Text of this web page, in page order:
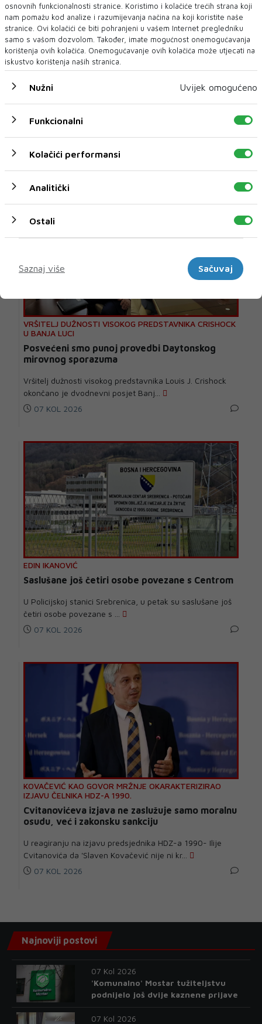
U novom broju pročitajte
BIH
VRŠITELJ DUŽNOSTI VISOKOG PREDSTAVNIKA CRISHOCK
U BANJA LUCI
Posvećeni smo punoj provedbi Daytonskog
mirovnog sporazuma
Vršitelj dužnosti visokog predstavnika Louis J. Crishock
okončano je dvodnevni posjet Banj...
07 KOL 2026
EDIN IKANOVIĆ
Saslušane još četiri osobe povezane s Centrom
U Policijskoj stanici Srebrenica, u petak su saslušane još
četiri osobe povezane s ...
07 KOL 2026
KOVAČEVIĆ KAO GOVOR MRŽNJE OKARAKTERIZIRAO
IZJAVU ČELNIKA HDZ-A 1990.
Cvitanovićeva izjava ne zaslužuje samo moralnu
osudu, već i zakonsku sankciju
U reagiranju na izjavu predsjednika HDZ-a 1990- Ilije
Cvitanovića da 'Slaven Kovačević nije ni kr...
07 KOL 2026
osnovnih funkcionalnosti stranice. Koristimo i kolačiće trećih strana koji
nam pomažu kod analize i razumijevanja načina na koji koristite naše
stranice. Ovi kolačići će biti pohranjeni u vašem Internet pregledniku
samo s vašom dozvolom. Također, imate mogućnost onemogućavanja
korištenja ovih kolačića. Onemogućavanje ovih kolačića može utjecati na
iskustvo korištenja naših stranica.
Nužni Uvijek omogućeno
Funkcionalni
Kolačići performansi
Analitički
Ostali
Saznaj više
Sačuvaj
Najnoviji postovi
07 Kol 2026
'Komunalno' Mostar tužiteljstvu
podnijelo još dvije kaznene prijave
07 Kol 2026